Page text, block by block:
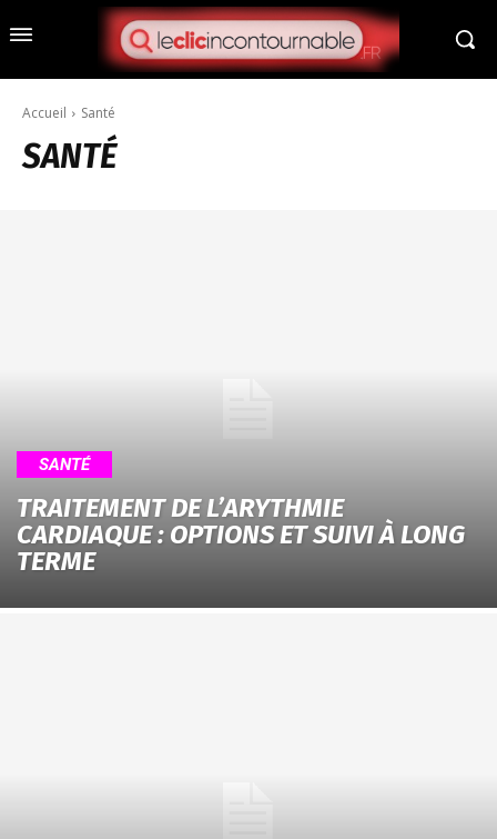
Accueil Santé
SANTÉ
SANTÉ
TRAITEMENT DE L’ARYTHMIE
CARDIAQUE : OPTIONS ET SUIVI À LONG
TERME